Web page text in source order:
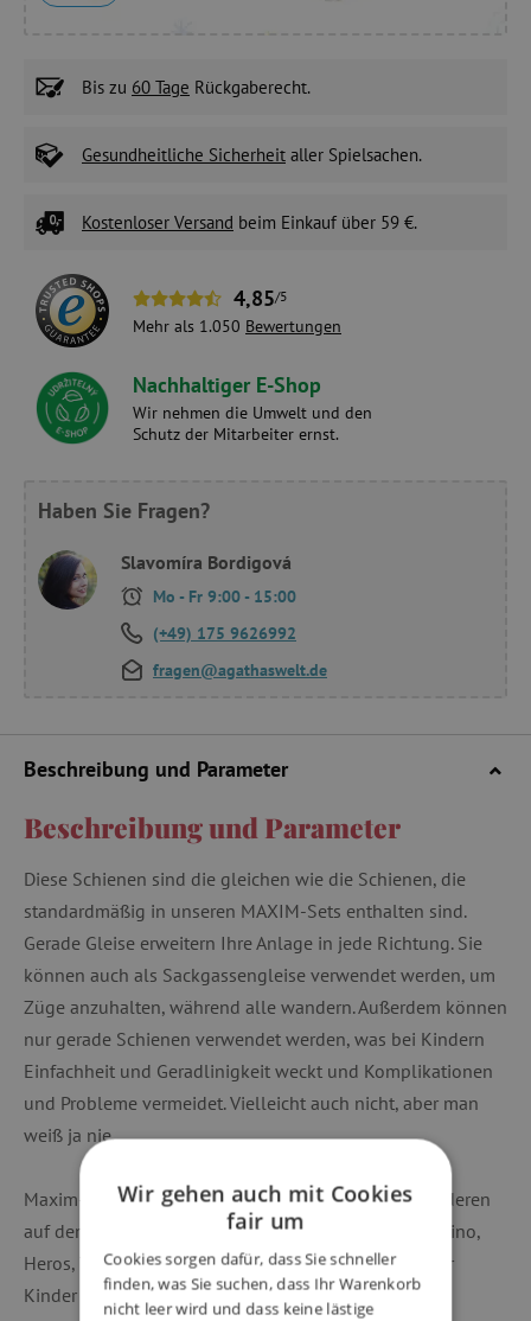
Bis zu 60 Tage Rückgaberecht.
Gesundheitliche Sicherheit aller Spielsachen.
Kostenloser Versand beim Einkauf über 59 €.
4,85/5
Mehr als 1.050 Bewertungen
Nachhaltiger E-Shop
Wir nehmen die Umwelt und den
Schutz der Mitarbeiter ernst.
Haben Sie Fragen?
Slavomíra Bordigová
Mo - Fr 9:00 - 15:00
(+49) 175 9626992
fragen@agathaswelt.de
Beschreibung und Parameter
Beschreibung und Parameter
Diese Schienen sind die gleichen wie die Schienen, die
standardmäßig in unseren MAXIM-Sets enthalten sind.
Gerade Gleise erweitern Ihre Anlage in jede Richtung. Sie
können auch als Sackgassengleise verwendet werden, um
Züge anzuhalten, während alle wandern. Außerdem können
nur gerade Schienen verwendet werden, was bei Kindern
Einfachheit und Geradlinigkeit weckt und Komplikationen
und Probleme vermeidet. Vielleicht auch nicht, aber man
weiß ja nie.
Maxim-Zuggleise und Zubehör können mit allen anderen
auf dem Markt erhältlichen Holzeisenbahnen (Brio, Bino,
Heros, Thomas usw.) kombiniert werden. Geeignet für
Kinder ab 3 Jahren, inklusive Kleinteile.
Wir gehen auch mit Cookies
fair um
Cookies sorgen dafür, dass Sie schneller
finden, was Sie suchen, dass Ihr Warenkorb
nicht leer wird und dass keine lästige